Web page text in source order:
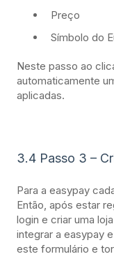
Preço
Símbolo do
Neste passo ao
automaticamente
aplicadas.
3.4 Passo 3 –
Para a easypay
Então, após estar
login e criar uma
integrar a easypay
este formulário e